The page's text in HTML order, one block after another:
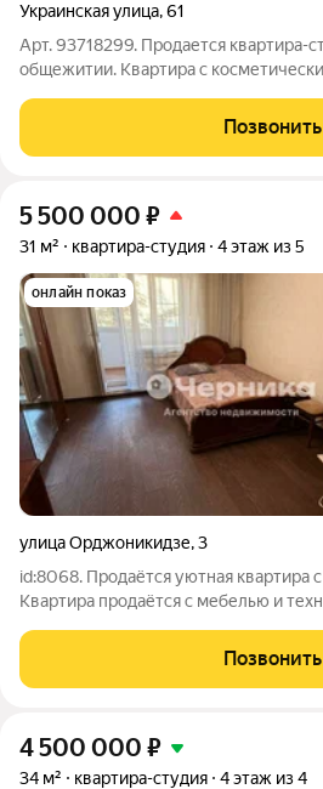
Украинская улица,61
Арт. 93718299. Продается квартира-
общежитии. Квартира с косметическим
и холодильник. Подходит как для
так и для сдачи в аренду
Позвонить
5 500 000 ₽
31 м² квартира-студия 4 этаж из 5
онлайн показ
улица Орджоникидзе,3
id:8068. Продаётся уютная квартира
Квартира продаётся с мебелью и
Пятигорск, в шаговой доступности
больницы, Комсомольский парк.
Позвонить
4 500 000 ₽
34 м² квартира-студия 4 этаж из 4